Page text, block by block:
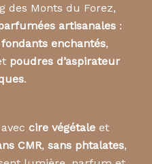
des Monts du Forez,
artisanales :
fondants enchantés,
poudres d’aspirateur
.
cire végétale et
CMR, sans phtalates,